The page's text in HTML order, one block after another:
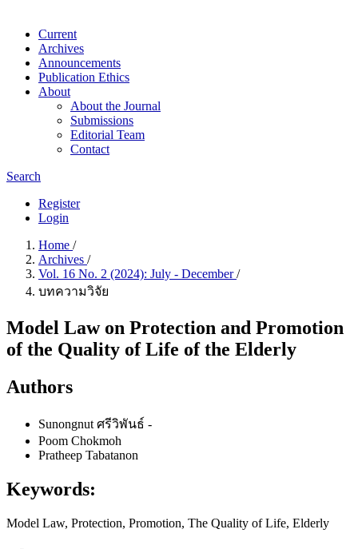
Current
Archives
Announcements
Publication Ethics
About
About the Journal
Submissions
Editorial Team
Contact
Search
Register
Login
Home /
Archives /
Vol. 16 No. 2 (2024): July - December/
บทความวิจัย
Model Law on Protection and Promotion
of the Quality of Life of the Elderly
Authors
Sunongnut ศรีวิพันธ์ -
Poom Chokmoh
Pratheep Tabatanon
Keywords:
Model Law, Protection, Promotion, The Quality of Life, Elderly